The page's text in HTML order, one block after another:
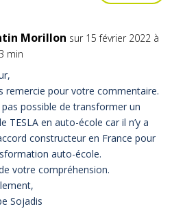
Morillon sur 15 février 2022 à
min
remercie pour votre commentaire.
pas possible de transformer un
TESLA en auto-école car il n’y a
constructeur en France pour
auto-école.
votre compréhension.
Sojadis